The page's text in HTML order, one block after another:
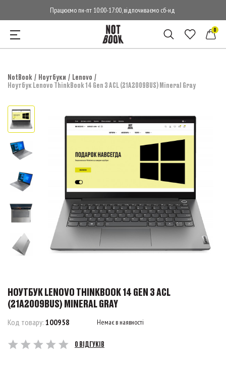
Працюємо пн-пт 10:00-17:00, відпочиваємо сб-нд
0
NotBook Ноутбуки
Lenovo
Ноутбук Lenovo ThinkBook 14 Gen 3 ACL (21A2009BUS) Mineral Gray
НОУТБУК LENOVO THINKBOOK 14 GEN 3 ACL
(21A2009BUS) MINERAL GRAY
Код товару: 100958 Немає в наявності
0 ВІДГУКІВ